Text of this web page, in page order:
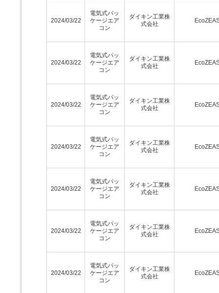
2024/03/22
電気式パッ
ケージエア
コン
ダイキン工業株
式会社
2024/03/22
電気式パッ
ケージエア
コン
ダイキン工業株
式会社
2024/03/22
電気式パッ
ケージエア
コン
ダイキン工業株
式会社
2024/03/22
電気式パッ
ケージエア
コン
ダイキン工業株
式会社
2024/03/22
電気式パッ
ケージエア
コン
ダイキン工業株
式会社
2024/03/22
電気式パッ
ケージエア
コン
ダイキン工業株
式会社
2024/03/22
電気式パッ
ケージエア
コン
ダイキン工業株
式会社